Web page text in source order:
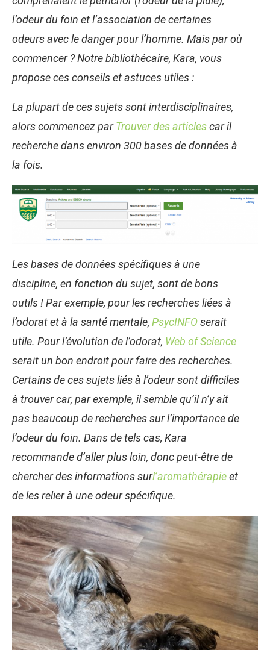
l’odeur du foin et l’association de certaines
odeurs avec le danger pour l’homme. Mais par où
commencer ? Notre bibliothécaire, Kara, vous
propose ces conseils et astuces utiles :
La plupart de ces sujets sont interdisciplinaires,
alors commencez parTrouver des articlescar il
recherche dans environ 300 bases de données à
la fois.
Les bases de données spécifiques à une
discipline, en fonction du sujet, sont de bons
outils ! Par exemple, pour les recherches liées à
l’odorat et à la santé mentale, PsycINFOserait
utile. Pour l’évolution de l’odorat, Web of Science
serait un bon endroit pour faire des recherches.
Certains de ces sujets liés à l’odeur sont difficiles
à trouver car, par exemple, il semble qu’il n’y ait
pas beaucoup de recherches sur l’importance de
l’odeur du foin. Dans de tels cas, Kara
recommande d’aller plus loin, donc peut-être de
chercher des informations surl’aromathérapieet
de les relier à une odeur spécifique.